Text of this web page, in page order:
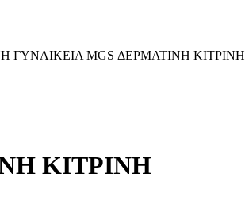
ΓΥΝΑΙΚΕΙΑ MGS ΔΕΡΜΑΤΙΝΗ ΚΙΤΡΙΝΗ
ΚΙΤΡΙΝΗ